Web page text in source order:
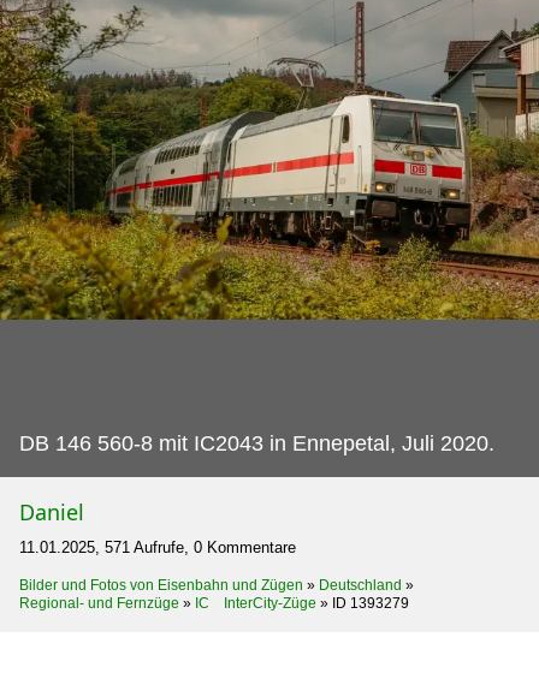
DB 146 560-8 mit IC2043 in Ennepetal, Juli 2020.
Daniel
11.01.2025, 571 Aufrufe, 0 Kommentare
Bilder und Fotos von Eisenbahn und Zügen » Deutschland »
Regional- und Fernzüge » IC InterCity-Züge » ID 1393279